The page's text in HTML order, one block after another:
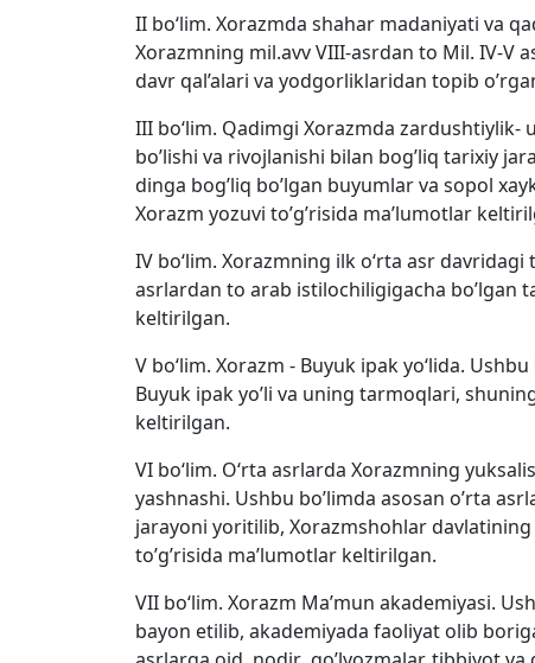
II bo‘lim. Xorazmda shahar madaniyati va
Xorazmning mil.avv VIII-asrdan to Mil. IV-V
davr qal’alari va yodgorliklaridan topib
III bo‘lim. Qadimgi Xorazmda
bo’lishi va rivojlanishi bilan bog’liq tarixiy
dinga bog’liq bo’lgan buyumlar va sopol
Xorazm yozuvi to’g’risida ma’lumotlar
IV bo‘lim. Xorazmning ilk o‘rta asr
asrlardan to arab istilochiligigacha bo’lgan
keltirilgan.
V bo‘lim. Xorazm - Buyuk ipak yo‘lida.
Buyuk ipak yo’li va uning tarmoqlari,
keltirilgan.
VI bo‘lim. O‘rta asrlarda Xorazmning
yashnashi. Ushbu bo’limda asosan o’rta
jarayoni yoritilib, Xorazmshohlar
to’g’risida ma’lumotlar keltirilgan.
VII bo‘lim. Xorazm Ma’mun akademiyasi.
bayon etilib, akademiyada faoliyat olib